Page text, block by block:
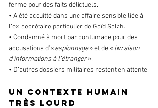
ferme pour des faits délictuels.
• A été acquitté dans une affaire sensible liée à
l’ex‑secrétaire particulier de Gaïd Salah.
• Condamné à mort par contumace pour des
accusations d’« espionnage » et de « livraison
d’informations à l’étranger ».
• D’autres dossiers militaires restent en attente.
Un contexte humain
très lourd